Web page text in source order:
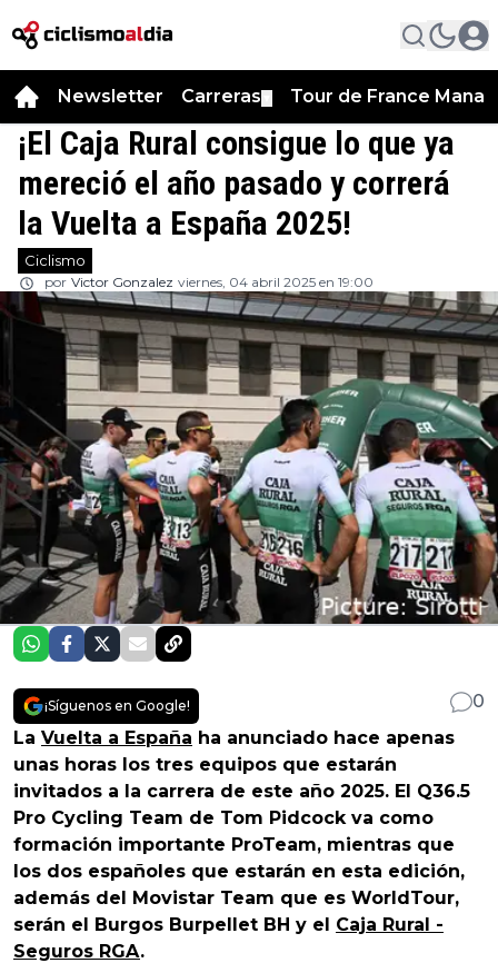
Newsletter Carreras Tour de France
¡El Caja Rural consigue lo que ya
mereció el año pasado y correrá
la Vuelta a España 2025!
Ciclismo
por Victor Gonzalez viernes, 04 abril 2025 en 19:00
¡Síguenos en Google!
0
La Vuelta a España ha anunciado hace apenas
unas horas los tres equipos que estarán
invitados a la carrera de este año 2025. El Q36.5
Pro Cycling Team de Tom Pidcock va como
formación importante ProTeam, mientras que
los dos españoles que estarán en esta edición,
además del Movistar Team que es WorldTour,
serán el Burgos Burpellet BH y el Caja Rural -
Seguros RGA.